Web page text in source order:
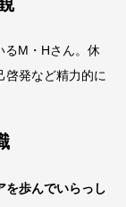
るM・Hさん。休
啓発など精力的に
歩んでいらっし